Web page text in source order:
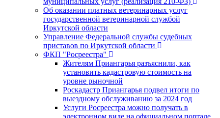
Об оказании платных ветеринарных услуг
государственной ветеринарной службой
Иркутской области
Управление Федеральной службы судебных
приставов по Иркутской области
ФКП "Росреестра"
Жителям Приангарья разъяснили, как
установить кадастровую стоимость на
уровне рыночной
Роскадастр Приангарья подвел итоги по
выездному обслуживанию за 2024 год
Услуги Росреестра можно получать в
электронном виде на официальном портале